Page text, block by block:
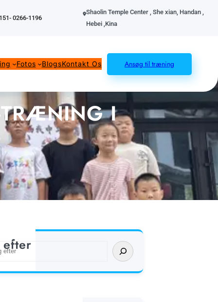
0266-1196
Shaolin Temple Center , She xian, Handan ,
Hebei ,Kina
Fotos BlogsKontakt Os Ansøg til træning
TRÆNING I
efter